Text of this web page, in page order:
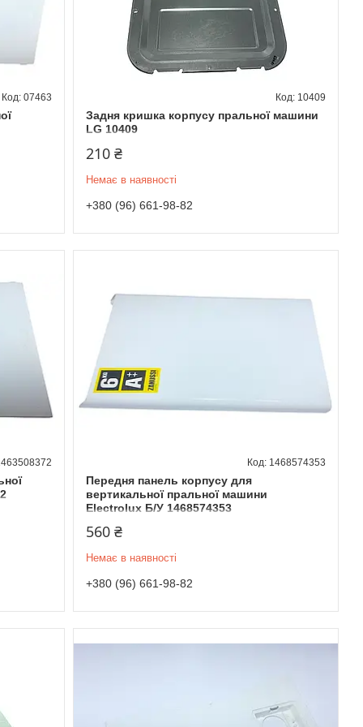
07463
Задня кришка корпусу пральної машини
LG 10409
10409
210 ₴
Немає в наявності
+380 (96) 661-98-82
Передня панель корпусу для
вертикальної пральної машини
Electrolux Б/У 1468574353
1468574353
560 ₴
Немає в наявності
+380 (96) 661-98-82